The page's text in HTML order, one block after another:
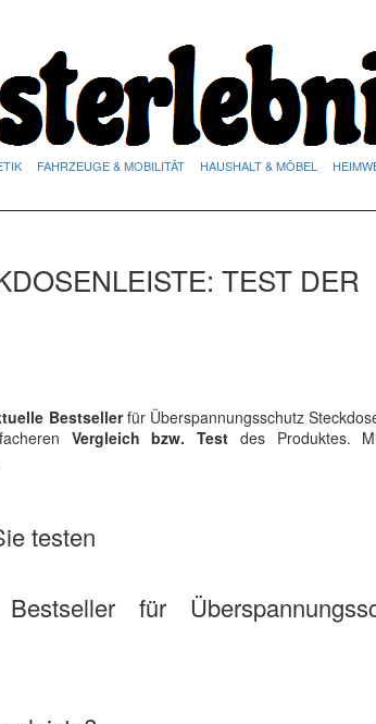
FAHRZEUGE & MOBILITÄT HAUSHALT & MÖBEL
TEST DER
Bestsellerfür Überspannungsschutz
Vergleich bzw. Test des Produktes.
testen
für